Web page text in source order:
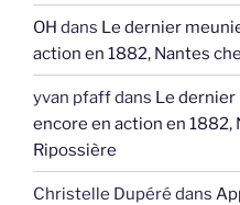
OH dans Le dernier
action en 1882, Nantes
yvan pfaffdans Le dernier
encore en action en 1882,
Ripossière
Christelle Dupéré dans